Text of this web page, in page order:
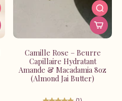
Camille Rose – Beurre
Capillaire Hydratant
Amande & Macadamia 8oz
(Almond Jai Butter)